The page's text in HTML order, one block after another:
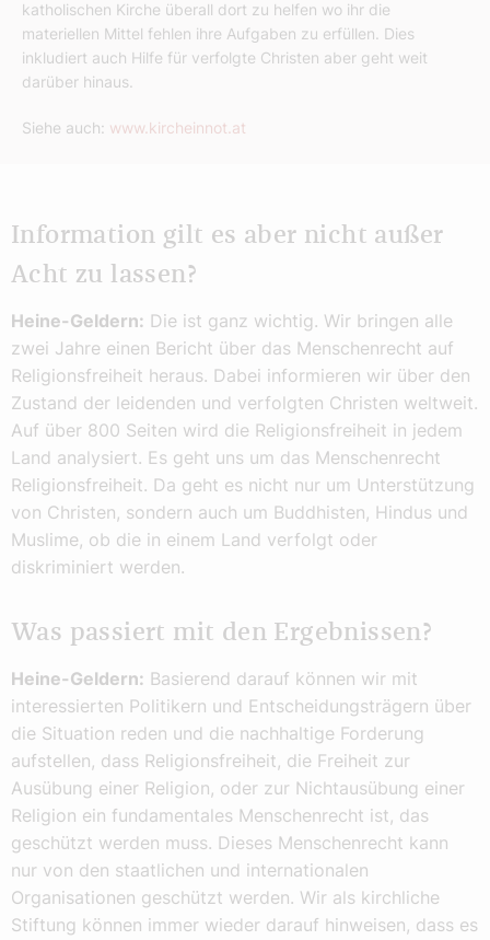
katholischen Kirche überall dort zu helfen wo ihr die
materiellen Mittel fehlen ihre Aufgaben zu erfüllen. Dies
inkludiert auch Hilfe für verfolgte Christen aber geht weit
darüber hinaus.
Siehe auch: www.kircheinnot.at
Information gilt es aber nicht außer
Acht zu lassen?
Heine-Geldern: Die ist ganz wichtig. Wir bringen alle
zwei Jahre einen Bericht über das Menschenrecht auf
Religionsfreiheit heraus. Dabei informieren wir über den
Zustand der leidenden und verfolgten Christen weltweit.
Auf über 800 Seiten wird die Religionsfreiheit in jedem
Land analysiert. Es geht uns um das Menschenrecht
Religionsfreiheit. Da geht es nicht nur um Unterstützung
von Christen, sondern auch um Buddhisten, Hindus und
Muslime, ob die in einem Land verfolgt oder
diskriminiert werden.
Was passiert mit den Ergebnissen?
Heine-Geldern: Basierend darauf können wir mit
interessierten Politikern und Entscheidungsträgern über
die Situation reden und die nachhaltige Forderung
aufstellen, dass Religionsfreiheit, die Freiheit zur
Ausübung einer Religion, oder zur Nichtausübung einer
Religion ein fundamentales Menschenrecht ist, das
geschützt werden muss. Dieses Menschenrecht kann
nur von den staatlichen und internationalen
Organisationen geschützt werden. Wir als kirchliche
Stiftung können immer wieder darauf hinweisen, dass es